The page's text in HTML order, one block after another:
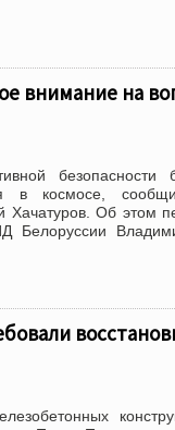
внимание на
в космосе,
Хачатуров. Об этом
Белоруссии